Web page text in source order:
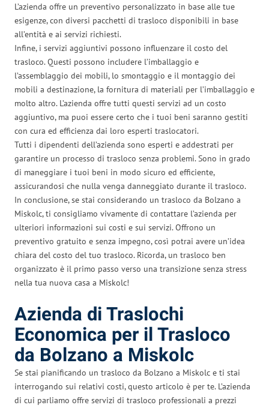
L’azienda offre un preventivo personalizzato in base alle tue
esigenze, con diversi pacchetti di trasloco disponibili in base
all’entità e ai servizi richiesti.
Infine, i servizi aggiuntivi possono influenzare il costo del
trasloco. Questi possono includere l’imballaggio e
l’assemblaggio dei mobili, lo smontaggio e il montaggio dei
mobili a destinazione, la fornitura di materiali per l’imballaggio e
molto altro. L’azienda offre tutti questi servizi ad un costo
aggiuntivo, ma puoi essere certo che i tuoi beni saranno gestiti
con cura ed efficienza dai loro esperti traslocatori.
Tutti i dipendenti dell’azienda sono esperti e addestrati per
garantire un processo di trasloco senza problemi. Sono in grado
di maneggiare i tuoi beni in modo sicuro ed efficiente,
assicurandosi che nulla venga danneggiato durante il trasloco.
In conclusione, se stai considerando un trasloco da Bolzano a
Miskolc, ti consigliamo vivamente di contattare l’azienda per
ulteriori informazioni sui costi e sui servizi. Offrono un
preventivo gratuito e senza impegno, così potrai avere un’idea
chiara del costo del tuo trasloco. Ricorda, un trasloco ben
organizzato è il primo passo verso una transizione senza stress
nella tua nuova casa a Miskolc!
Azienda di Traslochi
Economica per il Trasloco
da Bolzano a Miskolc
Se stai pianificando un trasloco da Bolzano a Miskolc e ti stai
interrogando sui relativi costi, questo articolo è per te. L’azienda
di cui parliamo offre servizi di trasloco professionali a prezzi